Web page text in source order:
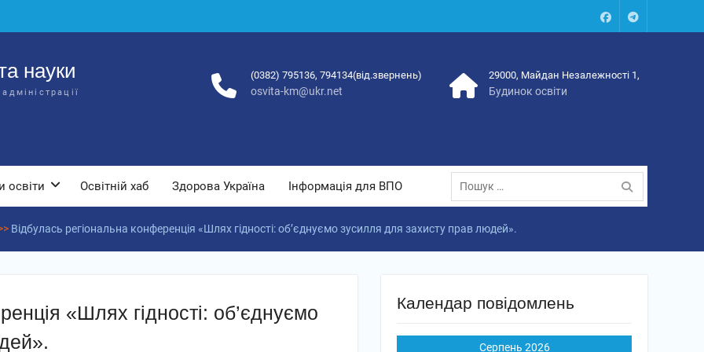
FacebookTalegram
науки (0382) 795136, 794134(від.звернень)
osvita-km@ukr.net
29000, Майдан Незалежності 1,
Будинок освіти
освіти Освітній хаб Здорова Україна Інформація для ВПО
Пошук:
Відбулась регіональна конференція «Шлях гідності: об’єднуємо зусилля для захисту прав людей».
«Шлях гідності: об’єднуємо
Календар повідомлень
Серпень 2026